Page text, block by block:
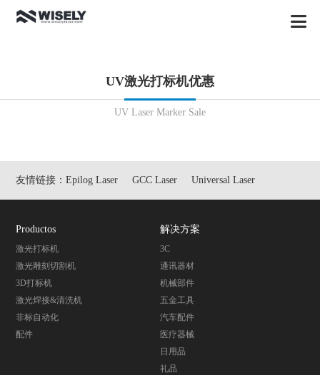
UV激光打标机优惠
UV Laser Marker Sale
友情链接：Epilog Laser GCC Laser Universal Laser
Productos
激光打标机
激光雕刻切割机
3D打标机
激光焊接&清洗机
非标自动化
配件
解决方案
3C
通讯器材
机械部件
五金工具
汽车配件
医疗器械
日用品
礼品